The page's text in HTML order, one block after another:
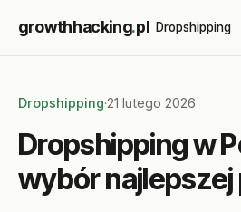
growthhacking.pl Dropshipping
Dropshipping·21 lutego 2026
Dropshipping w
wybór